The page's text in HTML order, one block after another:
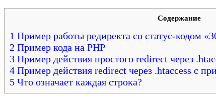
Содержание
1 Пример работы редиректа со статус-кодом
2 Пример кода на PHP
3 Пример действия простого redirect через
4 Пример действия redirect через .htaccess с
5 Что означает каждая строка?